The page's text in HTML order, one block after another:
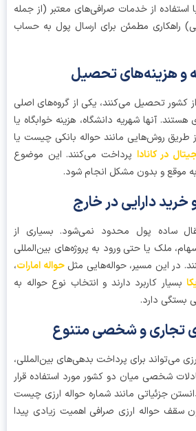
از خدمات صرافی‌های معتبر (از جمله
مطمئن برای ارسال پول به حساب
تحصیل می‌کنند، یکی از گروه‌های اصلی
آنها شهریه دانشگاه، هزینه خوابگاه یا
روش‌هایی مانند حواله بانکی چیست یا
کاناداپرداخت می‌کنند. این موضوع
و بدون مشکل انجام شود.
پول محدود نمی‌شود. بسیاری از
یا حتی ورود به پروژه‌های بین‌المللی
مسیر، حواله‌هایی مثلحواله امارات ،
کاربرد دارند و انتخاب نوع حواله به
دارد.
برای پرداخت بدهی‌های بین‌المللی،
میان دو کشور مورد استفاده قرار
مانند شماره حواله ارزی چیست
ارزی صرافی اهمیت زیادی پیدا